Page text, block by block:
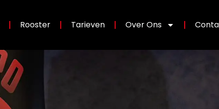
Rooster Tarieven Over Ons